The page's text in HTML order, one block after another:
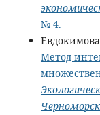
№ 4.
Метод